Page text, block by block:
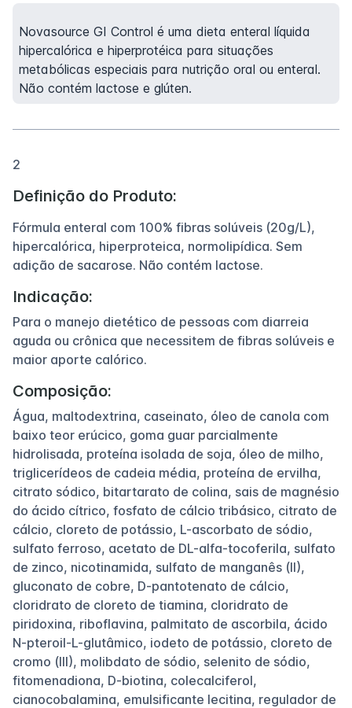
Novasource GI Control é uma dieta enteral líquida
hipercalórica e hiperprotéica para situações
metabólicas especiais para nutrição oral ou enteral.
Não contém lactose e glúten.
2
Definição do Produto:
Fórmula enteral com 100% fibras solúveis (20g/L),
hipercalórica, hiperproteica, normolipídica. Sem
adição de sacarose. Não contém lactose.
Indicação:
Para o manejo dietético de pessoas com diarreia
aguda ou crônica que necessitem de fibras solúveis e
maior aporte calórico.
Composição:
Água, maltodextrina, caseinato, óleo de canola com
baixo teor erúcico, goma guar parcialmente
hidrolisada, proteína isolada de soja, óleo de milho,
triglicerídeos de cadeia média, proteína de ervilha,
citrato sódico, bitartarato de colina, sais de magnésio
do ácido cítrico, fosfato de cálcio tribásico, citrato de
cálcio, cloreto de potássio, L-ascorbato de sódio,
sulfato ferroso, acetato de DL-alfa-tocoferila, sulfato
de zinco, nicotinamida, sulfato de manganês (II),
gluconato de cobre, D-pantotenato de cálcio,
cloridrato de cloreto de tiamina, cloridrato de
piridoxina, riboflavina, palmitato de ascorbila, ácido
N-pteroil-L-glutâmico, iodeto de potássio, cloreto de
cromo (III), molibdato de sódio, selenito de sódio,
fitomenadiona, D-biotina, colecalciferol,
cianocobalamina, emulsificante lecitina, regulador de